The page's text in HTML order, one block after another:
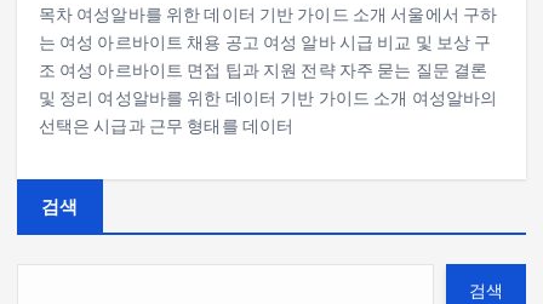
목차 여성알바를 위한 데이터 기반 가이드 소개 서울에서 구하
는 여성 아르바이트 채용 공고 여성 알바 시급 비교 및 보상 구
조 여성 아르바이트 면접 팁과 지원 전략 자주 묻는 질문 결론
및 정리 여성알바를 위한 데이터 기반 가이드 소개 여성알바의
선택은 시급과 근무 형태를 데이터
검색
검색